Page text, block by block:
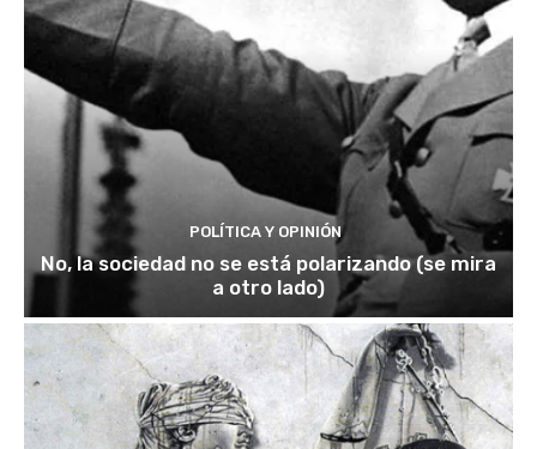
POLÍTICA Y OPINIÓN
No, la sociedad no se está polarizando (se mira
a otro lado)